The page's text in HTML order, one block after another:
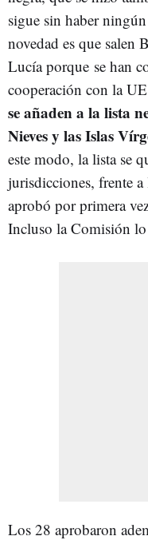
sigue sin haber
novedad es que salen
Lucía porque se han
cooperación con la
se añaden a la lista
Nieves y las Islas
este modo, la lista se
jurisdicciones, frente
aprobó por primera
Incluso la Comisión
Los 28 aprobaron